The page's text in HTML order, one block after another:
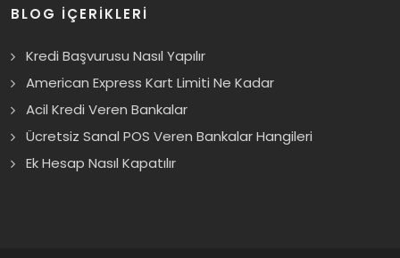
BLOG İÇERİKLERİ
Kredi Başvurusu Nasıl Yapılır
American Express Kart Limiti Ne Kadar
Acil Kredi Veren Bankalar
Ücretsiz Sanal POS Veren Bankalar Hangileri
Ek Hesap Nasıl Kapatılır